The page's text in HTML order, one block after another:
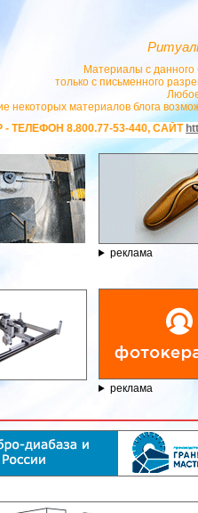
Материалы с данного
только с письменного
некоторых материалов блога
53-440, САЙТhttps://stanok-
реклама
реклама